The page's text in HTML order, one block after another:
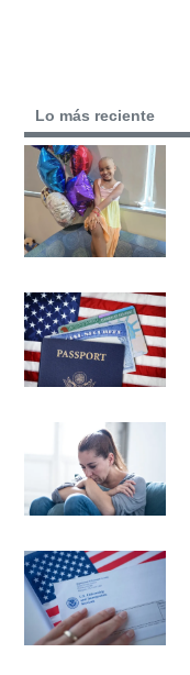
Lo más reciente